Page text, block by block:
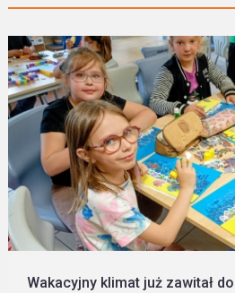
Wakacyjny klimat już zawitał